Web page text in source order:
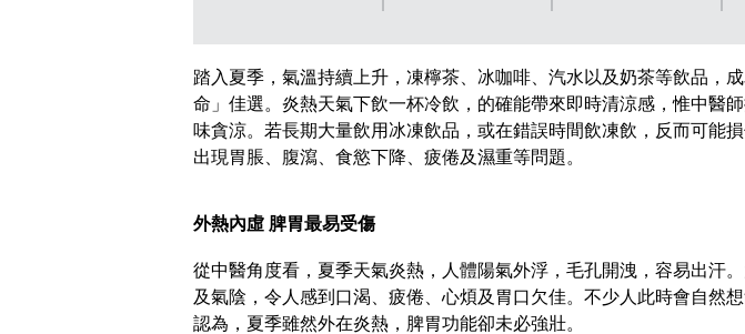
踏入夏季，氣溫持續上升，凍檸茶、冰咖啡、汽水以及奶茶等飲品，
命」佳選。炎熱天氣下飲一杯冷飲，的確能帶來即時清涼感，惟中醫
味貪涼。若長期大量飲用冰凍飲品，或在錯誤時間飲凍飲，反而可能
出現胃脹、腹瀉、食慾下降、疲倦及濕重等問題。
外熱內虛 脾胃最易受傷
從中醫角度看，夏季天氣炎熱，人體陽氣外浮，毛孔開洩，容易出汗
及氣陰，令人感到口渴、疲倦、心煩及胃口欠佳。不少人此時會自然
認為，夏季雖然外在炎熱，脾胃功能卻未必強壯。